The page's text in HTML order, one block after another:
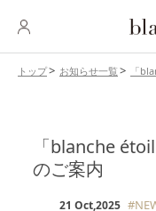
トップ お知らせ一覧 「
「blanche
のご案内
21 Oct,2025
BASE MAKEUP